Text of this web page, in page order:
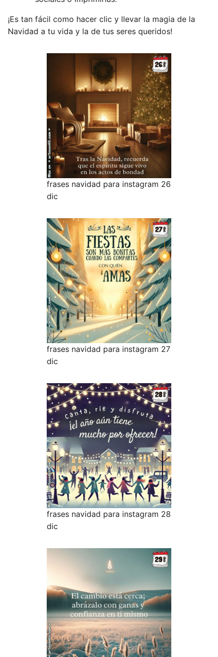
¡Es tan fácil como hacer clic y llevar la magia de la
Navidad a tu vida y la de tus seres queridos!
frases navidad para instagram 26
dic
frases navidad para instagram 27
dic
frases navidad para instagram 28
dic